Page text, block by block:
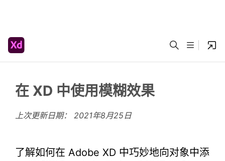
在 XD 中使用模糊效果
上次更新日期： 2021年8月25日
了解如何在 Adobe XD 中巧妙地向对象中添